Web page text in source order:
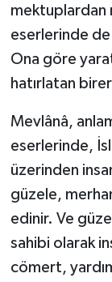
mektuplardan
eserlerinde de
Ona göre
hatırlatan
Mevlânâ,
eserlerinde,
üzerinden
güzele,
edinir. Ve
sahibi olarak
cömert,
Muğla
Nevşehir
Niğde
Ordu
Rize